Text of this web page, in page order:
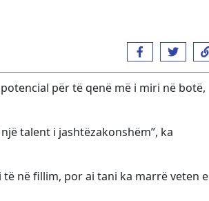
për të qenë më i miri në botë,
talent i jashtëzakonshëm”, ka
në fillim, por ai tani ka marrë veten e